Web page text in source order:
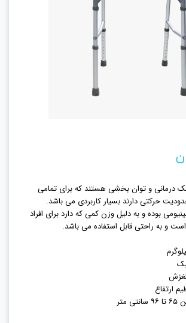
درمانی و توان بخشی هستند که برای تمامی
حرکتی دارند بسیار کاربردی می باشد.
بوده و به دلیل وزن کمی که دارد برای افراد
و به راحتی قابل استفاده می باشد.